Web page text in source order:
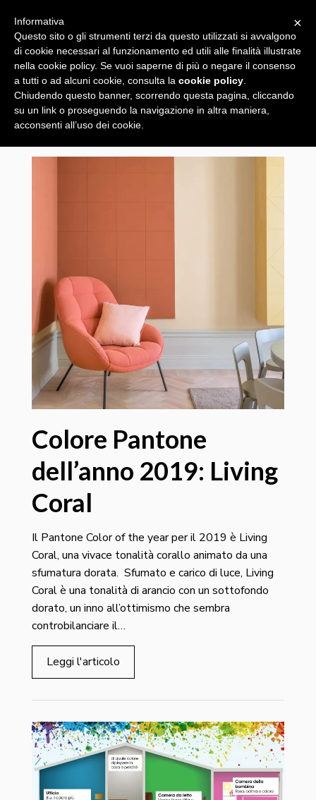
Colore Pantone
dell’anno 2019: Living
Coral
Il Pantone Color of the year per il 2019 è Living
Coral, una vivace tonalità corallo animato da una
sfumatura dorata. Sfumato e carico di luce, Living
Coral è una tonalità di arancio con un sottofondo
dorato, un inno all’ottimismo che sembra
controbilanciare il…
Leggi l'articolo
×
Informativa
Questo sito o gli strumenti terzi da questo utilizzati si avvalgono
di cookie necessari al funzionamento ed utili alle finalità illustrate
nella cookie policy. Se vuoi saperne di più o negare il consenso
a tutti o ad alcuni cookie, consulta la cookie policy
Chiudendo questo banner, scorrendo questa pagina, cliccando
su un link o proseguendo la navigazione in altra maniera,
acconsenti all’uso dei cookie.